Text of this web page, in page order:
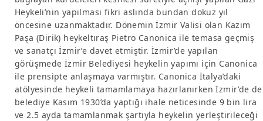
Heykeli’nin yapılması fikri aslında bundan dokuz yıl
öncesine uzanmaktadır. Dönemin İzmir Valisi olan Kazım
Paşa (Dirik) heykeltıraş Pietro Canonica ile temasa geçmiş
ve sanatçı İzmir’e davet etmiştir. İzmir’de yapılan
görüşmede İzmir Belediyesi heykelin yapımı için Canonica
ile prensipte anlaşmaya varmıştır. Canonica İtalya’daki
atölyesinde heykeli tamamlamaya hazırlanırken İzmir’de de
belediye Kasım 1930’da yaptığı ihale neticesinde 9 bin lira
ve 2.5 ayda tamamlanmak şartıyla heykelin yerleştirileceği